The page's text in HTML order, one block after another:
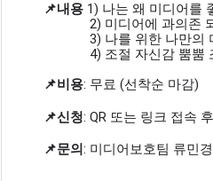
📌내용 1) 나는 왜 미디어를
2) 미디어에 과의존 되
3) 나를 위한 나만의 미
4) 조절 자신감 뿜뿜
📌비용: 무료 (선착순 마감)
📌신청: QR 또는 링크 접속
📌문의: 미디어보호팀 류민경